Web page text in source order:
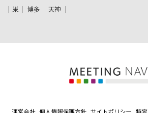
栄 博多 天神